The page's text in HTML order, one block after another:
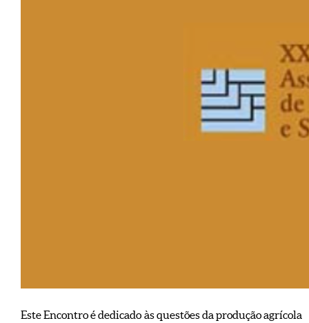
Este Encontro é dedicado às questões da produção agrícola